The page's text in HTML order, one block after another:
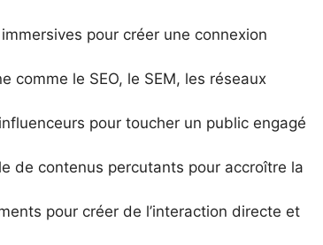
pour créer une connexion
comme le SEO, le SEM, les réseaux
pour toucher un public engagé
de contenus percutants pour accroître la
pour créer de l’interaction directe et